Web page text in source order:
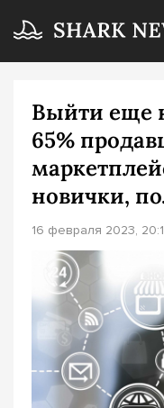
Выйти еще
65%
новички,
16 февраля 2023,